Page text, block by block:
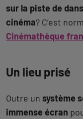
sur la piste de
cinéma? C’est
Cinémathèque
Un lieu prisé
Outre un système
immense écran